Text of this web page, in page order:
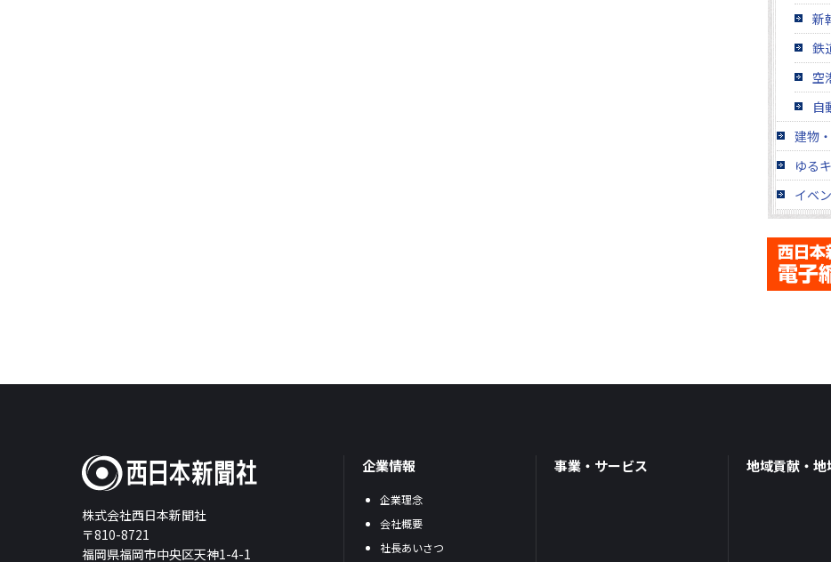
新
鉄
空
自
建物
ゆる
イベ
株式会社西日本新聞社
〒810-8721
福岡県福岡市中央区天神1-4-1
企業情報
企業理念
会社概要
社長あいさつ
事業・サービス 地域貢献・地